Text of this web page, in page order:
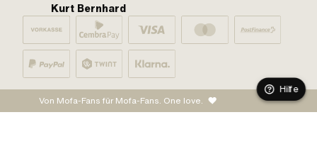
Kurt Bernhard
Von Mofa-Fans für Mofa-Fans. One love.
Hilfe